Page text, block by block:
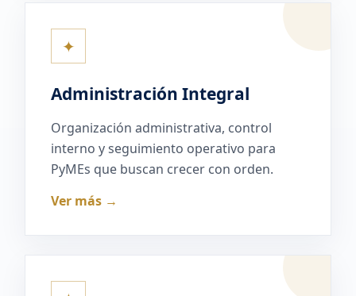
✦
Administración Integral
Organización administrativa, control
interno y seguimiento operativo para
PyMEs que buscan crecer con orden.
Ver más →